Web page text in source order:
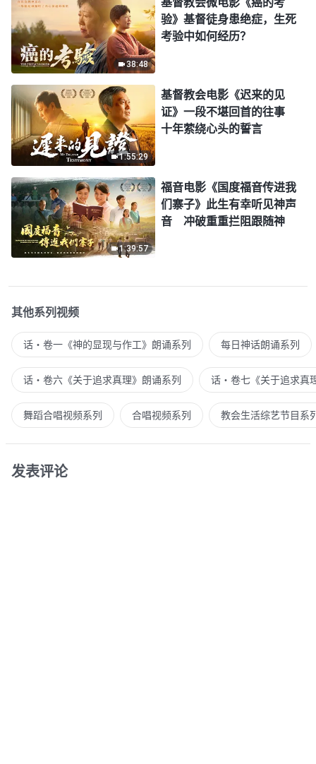
38:48
验》基督徒身患绝症，生死
考验中如何经历？
1:55:29
基督教会电影《迟来的见
证》一段不堪回首的往事
十年萦绕心头的誓言
1:39:57
福音电影《国度福音传进我
们寨子》此生有幸听见神声
音 冲破重重拦阻跟随神
其他系列视频
话・卷一《神的显现与作工》朗诵系列 每日神话朗诵系列
话・卷六《关于追求真理》朗诵系列 话・卷七《关于追求真
舞蹈合唱视频系列 合唱视频系列 教会生活综艺节目系
发表评论